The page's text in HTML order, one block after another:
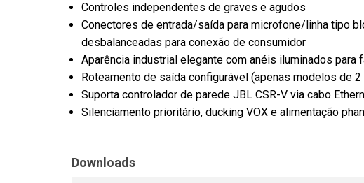
Controles independentes de graves e agudos
Conectores de entrada/saída para microfone/linha tipo
desbalanceadas para conexão de consumidor
Aparência industrial elegante com anéis iluminados para
Roteamento de saída configurável (apenas modelos de 2
Suporta controlador de parede JBL CSR-V via cabo
Silenciamento prioritário, ducking VOX e alimentação
Downloads